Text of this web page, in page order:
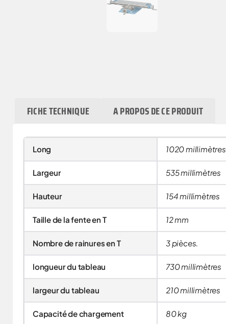
FICHE TECHNIQUE A PROPOS DE CE PRODUIT
Long 1020 millimètres
Largeur 535 millimètres
Hauteur 154 millimètres
Taille de la fente en T 12 mm
Nombre de rainures en T 3 pièces.
longueur du tableau 730 millimètres
largeur du tableau 210 millimètres
Capacité de chargement 80 kg